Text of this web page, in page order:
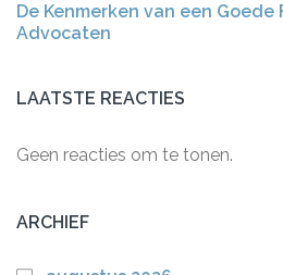
De Kenmerken van een Goede
Advocaten
LAATSTE REACTIES
Geen reacties om te tonen.
ARCHIEF